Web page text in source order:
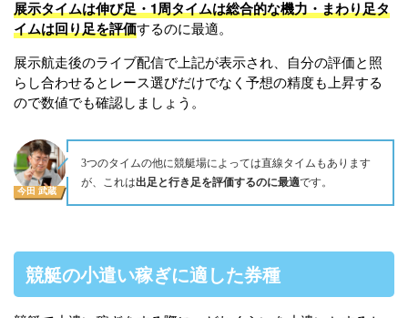
展示タイムは伸び足・1周タイムは総合的な機力・まわり足タ
イムは回り足を評価するのに最適。
展示航走後のライブ配信で上記が表示され、自分の評価と照
らし合わせるとレース選びだけでなく予想の精度も上昇する
ので数値でも確認しましょう。
今田 武蔵
3つのタイムの他に競艇場によっては直線タイムもあります
が、これは出足と行き足を評価するのに最適です。
競艇の小遣い稼ぎに適した券種